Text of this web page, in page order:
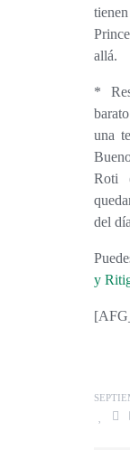
allá.
*Restaurante pa comer bueno y
barato
una
Roti
del
y